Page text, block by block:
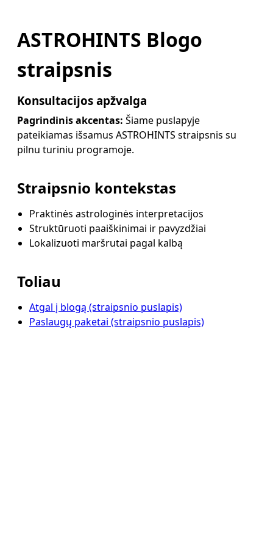
ASTROHINTS Blogo
straipsnis
Konsultacijos apžvalga
Pagrindinis akcentas: Šiame puslapyje
pateikiamas išsamus ASTROHINTS straipsnis su
pilnu turiniu programoje.
Straipsnio kontekstas
Praktinės astrologinės interpretacijos
Struktūruoti paaiškinimai ir pavyzdžiai
Lokalizuoti maršrutai pagal kalbą
Toliau
Atgal į blogą (straipsnio puslapis)
Paslaugų paketai (straipsnio puslapis)